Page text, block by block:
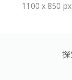
1100 x 850 px